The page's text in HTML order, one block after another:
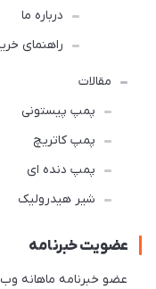
درباره ما
راهنمای
مقالات
پمپ پیستونی
پمپ کاتریچ
پمپ دنده ای
شیر هیدرولیک
عضویت خبرنامه
عضو خبرنامه ماهانه